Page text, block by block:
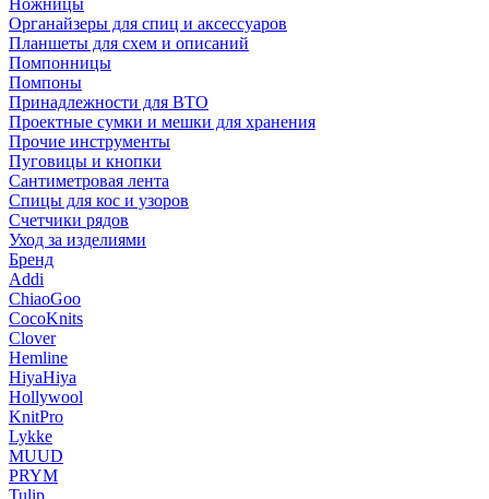
Ножницы
Органайзеры для спиц и аксессуаров
Планшеты для схем и описаний
Помпонницы
Помпоны
Принадлежности для ВТО
Проектные сумки и мешки для хранения
Прочие инструменты
Пуговицы и кнопки
Сантиметровая лента
Спицы для кос и узоров
Счетчики рядов
Уход за изделиями
Бренд
Addi
ChiaoGoo
CocoKnits
Clover
Hemline
HiyaHiya
Hollywool
KnitPro
Lykke
MUUD
PRYM
Tulip